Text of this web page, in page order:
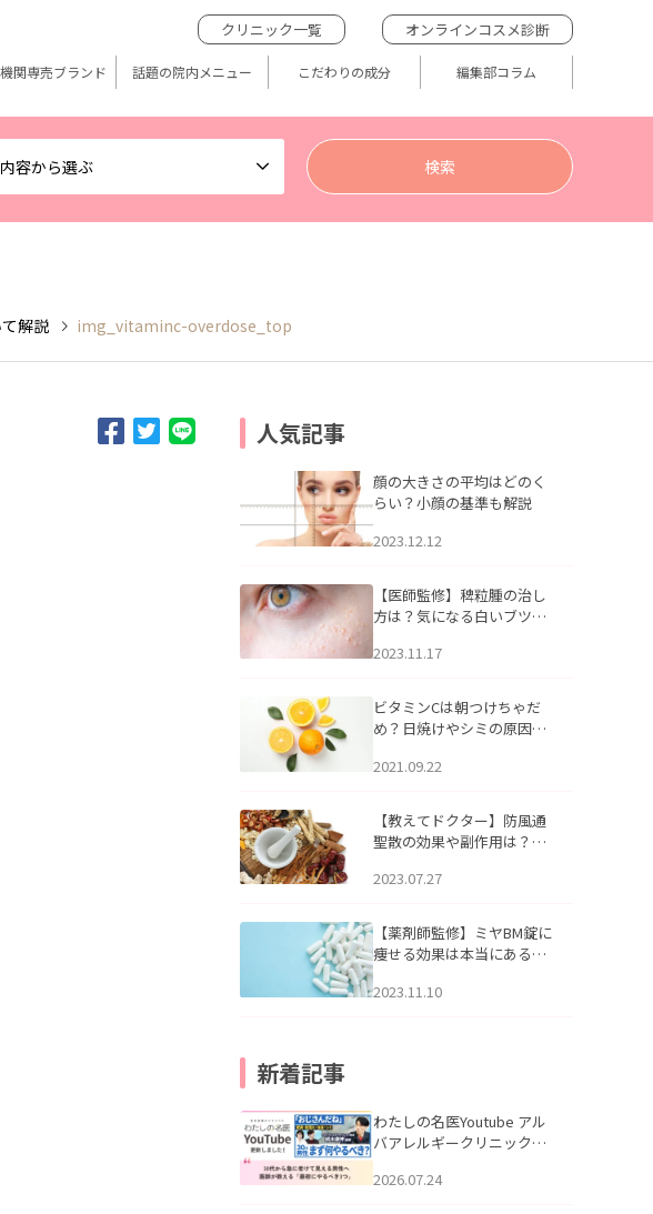
容から選ぶ
クリニック一覧 オンラインコスメ診断
関専売ブランド 話題の院内メニュー こだわりの成分 編集部コラム
解説 img_vitaminc-overdose_top
人気記事
顔の大きさの平均はどのく
らい？小顔の基準も解説
2023.12.12
【医師監修】稗粒腫の治し
方は？気になる白いブツブ
アについて
2023.11.17
ビタミンCは朝つけちゃだ
め？日焼けやシミの原因に
2021.09.22
【教えてドクター】防風通
聖散の効果や副作用は？長
2023.07.27
【薬剤師監修】ミヤBM錠に
痩せる効果は本当にある
2023.11.10
新着記事
わたしの名医Youtube アル
バアレルギークリニック札
える男性へ｜医師が教える
2026.07.24